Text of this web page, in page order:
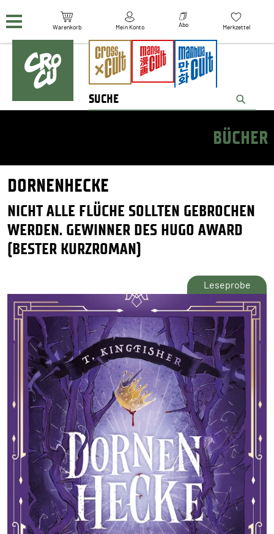
Warenkorb Mein Konto Abo Merkzettel
BÜCHER
DORNENHECKE
NICHT ALLE FLÜCHE SOLLTEN GEBROCHEN
WERDEN. GEWINNER DES HUGO AWARD
(BESTER KURZROMAN)
Leseprobe